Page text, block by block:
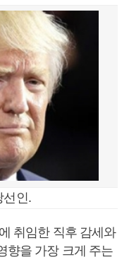
선인.
취임한 직후 감세와
향을 가장 크게 주는